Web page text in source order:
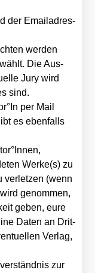
der Email­adres­
wer­den
Die Aus­
Jury wird
sind.
per Mail
es eben­falls
Werke(s) zu
ver­let­zen (wenn
genom­men,
geben, eure
Daten an Drit­
Ver­lag,
zur